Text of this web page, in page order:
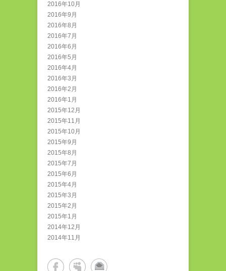
2016年10月
2016年9月
2016年8月
2016年7月
2016年6月
2016年5月
2016年4月
2016年3月
2016年2月
2016年1月
2015年12月
2015年11月
2015年10月
2015年9月
2015年8月
2015年7月
2015年6月
2015年4月
2015年3月
2015年2月
2015年1月
2014年12月
2014年11月